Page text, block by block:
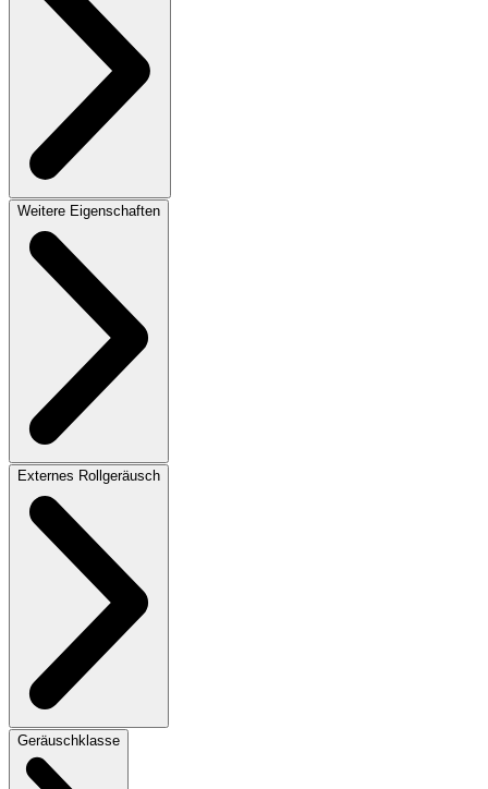
Weitere Eigenschaften
Externes Rollgeräusch
Geräuschklasse